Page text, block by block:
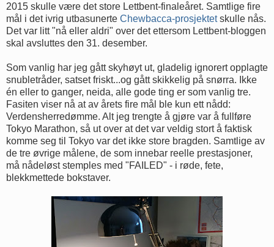
2015 skulle være det store Lettbent-finaleåret. Samtlige fire
mål i det ivrig utbasunerte Chewbacca-prosjektetskulle nås.
Det var litt "nå eller aldri" over det ettersom Lettbent-bloggen
skal avsluttes den 31. desember.
Som vanlig har jeg gått skyhøyt ut, gladelig ignorert opplagte
snubletråder, satset friskt...og gått skikkelig på snørra. Ikke
én eller to ganger, neida, alle gode ting er som vanlig tre.
Fasiten viser nå at av årets fire mål ble kun ett nådd:
Verdensherredømme. Alt jeg trengte å gjøre var å fullføre
Tokyo Marathon, så ut over at det var veldig stort å faktisk
komme seg til Tokyo var det ikke store bragden. Samtlige av
de tre øvrige målene, de som innebar reelle prestasjoner,
må nådeløst stemples med "FAILED" - i røde, fete,
blekkmettede bokstaver.